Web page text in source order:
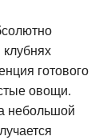
готового
овощи.
небольшой